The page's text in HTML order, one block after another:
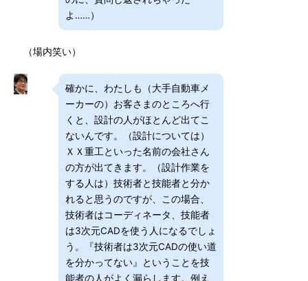
よ……）
（場内笑い）
確かに、わたしも（大手自動車メ
ーカーの）お客さまのところへ行
くと、設計の人がほとんど出てこ
ないんです。（設計については）
ＸＸ重工といった名前の会社さん
の方が出てきます。（設計作業を
する人は）技術者と技能者と分か
れると思うのですが、この場合、
技術者はコーディネータ、技能者
は3次元CADを使う人になるでしょ
う。『技術者は3次元CADの使い道
を分かってない』ということを技
能者の人がよく漏らします。例え